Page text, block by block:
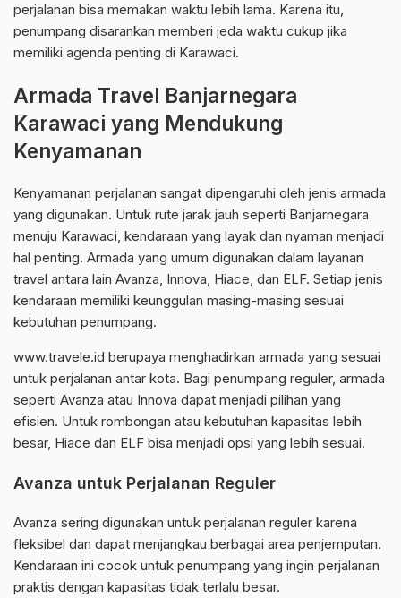
perjalanan bisa memakan waktu lebih lama. Karena itu,
penumpang disarankan memberi jeda waktu cukup jika
memiliki agenda penting di Karawaci.
Armada Travel Banjarnegara
Karawaci yang Mendukung
Kenyamanan
Kenyamanan perjalanan sangat dipengaruhi oleh jenis armada
yang digunakan. Untuk rute jarak jauh seperti Banjarnegara
menuju Karawaci, kendaraan yang layak dan nyaman menjadi
hal penting. Armada yang umum digunakan dalam layanan
travel antara lain Avanza, Innova, Hiace, dan ELF. Setiap jenis
kendaraan memiliki keunggulan masing-masing sesuai
kebutuhan penumpang.
www.travele.id berupaya menghadirkan armada yang sesuai
untuk perjalanan antar kota. Bagi penumpang reguler, armada
seperti Avanza atau Innova dapat menjadi pilihan yang
efisien. Untuk rombongan atau kebutuhan kapasitas lebih
besar, Hiace dan ELF bisa menjadi opsi yang lebih sesuai.
Avanza untuk Perjalanan Reguler
Avanza sering digunakan untuk perjalanan reguler karena
fleksibel dan dapat menjangkau berbagai area penjemputan.
Kendaraan ini cocok untuk penumpang yang ingin perjalanan
praktis dengan kapasitas tidak terlalu besar.